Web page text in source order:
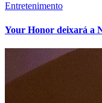
Entretenimento
Your Honor deixará a